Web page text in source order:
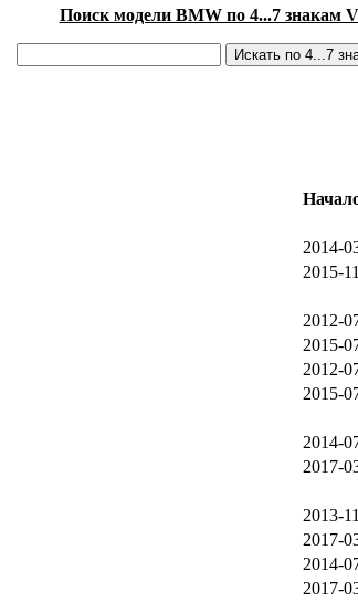
Поиск модели BMW по 4...7 знакам
2014-
2015-11
2012-
2015-
2012-
2015-
2014-
2017-
2013-11
2017-
2014-
2017-